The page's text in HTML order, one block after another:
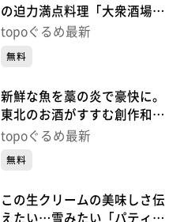
の迫力満点料理「大衆酒場
かーにばる」（青葉区国分
topoぐるめ最新
無料
新鮮な魚を藁の炎で豪快に。
東北のお酒がすすむ創作和食
「酒場 美々」（青葉区中
topoぐるめ最新
無料
この生クリームの美味しさ伝
えたい…雪みたい「パティス